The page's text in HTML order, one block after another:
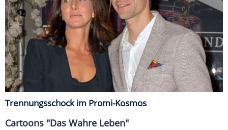
Trennungsschock im Promi-Kosmos
Cartoons "Das Wahre Leben"